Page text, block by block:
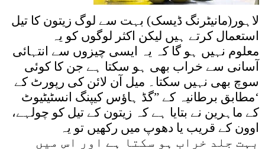
لاہور(مانیٹرنگ ڈیسک) بہت سے لوگ زیتون کا تیل
استعمال کرتے ہیں لیکن اکثر لوگوں کو یہ
معلوم نہیں ہو گا کہ یہ ایسی چیزوں سے انتہائی
آسانی سے خراب بھی ہو سکتا ہے جن کا کوئی
سوچ بھی نہیں سکتا۔ میل آن لائن کی رپورٹ کے
مطابق برطانیہ کے ”گڈ ہاﺅس کیپنگ انسٹیٹیوٹ‘
کے ماہرین نے بتایا ہے کہ زیتون کے تیل کو چولہے،
اوون کے قریب یا دھوپ میں رکھیں تو یہ
بہت جلد خراب ہو سکتا ہے اور اس میں